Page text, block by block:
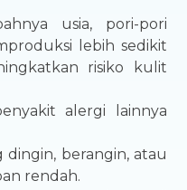
usia, pori-pori
lebih sedikit
risiko kulit
alergi lainnya
berangin, atau
rendah.